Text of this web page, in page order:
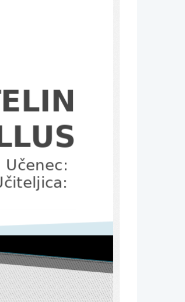
Učenec: